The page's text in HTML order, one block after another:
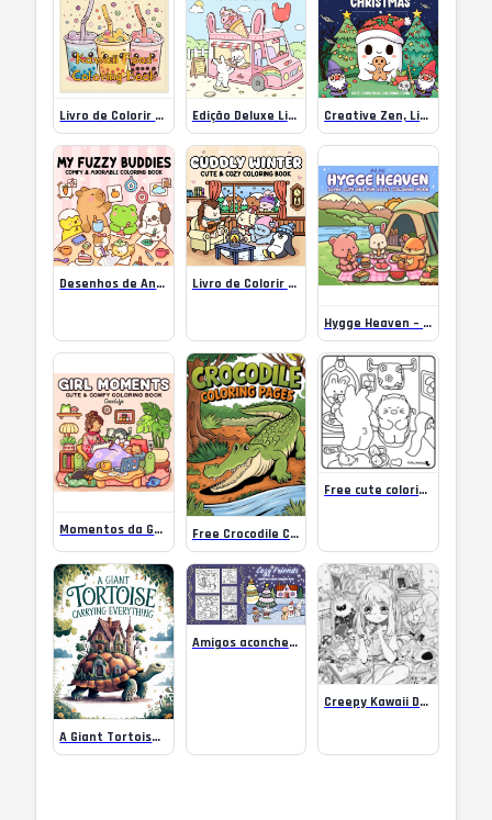
Livro de Colorir com Tema de Comida Kawaii Edição Deluxe Livro de Colorir da Loja Fofa Creative Zen, Livro de Colorir de Natal Deluxe para Adultos
Desenhos de Animais Fofos, Arte Audaz e Simples para Relaxamento Livro de Colorir de Inverno Estranho
Hygge Heaven – Livro de Colorir Super Fofo e Divertido para Adultos
Momentos da Garota: Livro de Colorir Free Crocodile Coloring Pages
Free cute coloring page
A Giant Tortoise Carrying Everything Whimsical Coloring Pages
Amigos aconchegantes.: Livro de colorir fofo e confortável com vibrações de Natal para crianças e adultos
Creepy Kawaii Dark Academia Anime coloring pages